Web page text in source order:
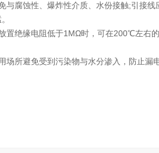
与腐蚀性、爆炸性介质、水份接触;引接
置绝缘电阻低于1MΩ时，可在200℃左右
所避免受到污染物与水分渗入，防止漏